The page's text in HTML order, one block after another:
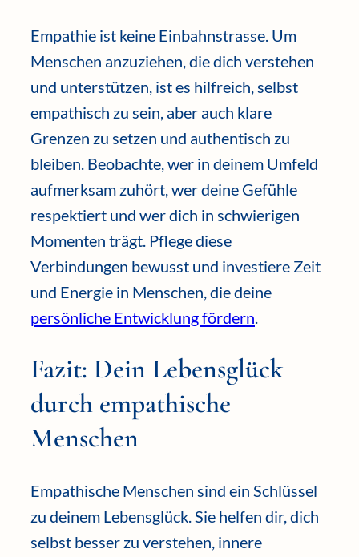
Empathie ist keine Einbahnstrasse. Um
Menschen anzuziehen, die dich verstehen
und unterstützen, ist es hilfreich, selbst
empathisch zu sein, aber auch klare
Grenzen zu setzen und authentisch zu
bleiben. Beobachte, wer in deinem Umfeld
aufmerksam zuhört, wer deine Gefühle
respektiert und wer dich in schwierigen
Momenten trägt. Pflege diese
Verbindungen bewusst und investiere Zeit
und Energie in Menschen, die deine
persönliche Entwicklung fördern
Fazit: Dein Lebensglück
durch empathische
Menschen
Empathische Menschen sind ein Schlüssel
zu deinem Lebensglück. Sie helfen dir, dich
selbst besser zu verstehen, innere